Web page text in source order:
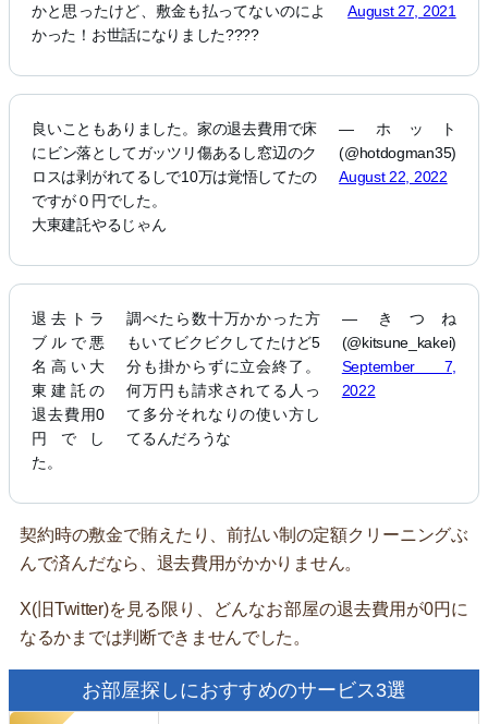
かと思ったけど、敷金も払ってないのによ
かった！お世話になりました????
August 27, 2021
良いこともありました。家の退去費用で床
にビン落としてガッツリ傷あるし窓辺のク
ロスは剥がれてるしで10万は覚悟してたの
ですが０円でした。
大東建託やるじゃん
— ホット
(@hotdogman35)
August 22, 2022
退去トラ
ブルで悪
名高い大
東建託の
退去費用0
円でし
た。
調べたら数十万かかった方
もいてビクビクしてたけど5
分も掛からずに立会終了。
何万円も請求されてる人っ
て多分それなりの使い方し
てるんだろうな
— きつね
(@kitsune_kakei)
September 7,
2022
契約時の敷金で賄えたり、前払い制の定額クリーニングぶ
んで済んだなら、退去費用がかかりません。
X(旧Twitter)を見る限り、どんなお部屋の退去費用が0円に
なるかまでは判断できませんでした。
お部屋探しにおすすめのサービス3選